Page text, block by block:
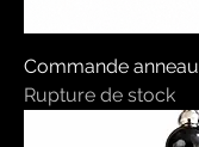
Commande anneau
Rupture de stock